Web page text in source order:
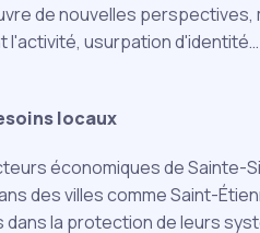
de nouvelles
l'activité, usurpation
locaux
économiques de Sainte-
des villes comme Saint-
la protection de leurs